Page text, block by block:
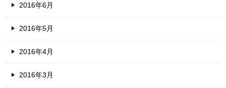
2016年6月
2016年5月
2016年4月
2016年3月